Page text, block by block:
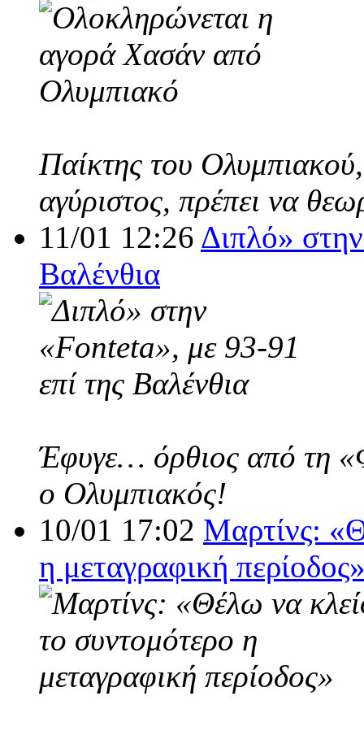
Παίκτης του
αγύριστος, πρέπει να
11/01 12:26 Διπλό»
Βαλένθια
Έφυγε… όρθιος από τη
ο Ολυμπιακός!
10/01 17:02 Μαρτίνς:
η μεταγραφική